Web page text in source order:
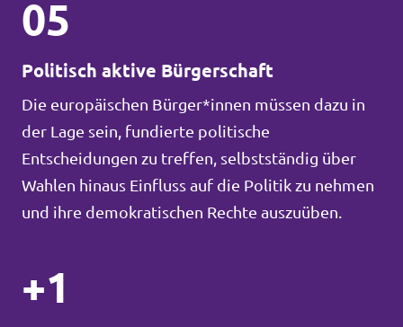
05
Politisch aktive Bürgerschaft
Die europäischen Bürger*innen müssen dazu in
der Lage sein, fundierte politische
Entscheidungen zu treffen, selbstständig über
Wahlen hinaus Einfluss auf die Politik zu nehmen
und ihre demokratischen Rechte auszuüben.
+1